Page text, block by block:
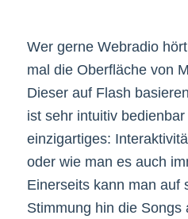
Wer gerne Webradio
mal die Oberfläche von
Dieser auf Flash
ist sehr intuitiv
einzigartiges:
oder wie man es auch
Einerseits kann man auf
Stimmung hin die Songs